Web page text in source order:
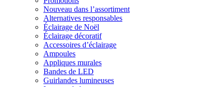
Nouveau dans l’assortiment
Alternatives responsables
Éclairage de Noël
Éclairage décoratif
Accessoires d’éclairage
Ampoules
Appliques murales
Bandes de LED
Guirlandes lumineuses